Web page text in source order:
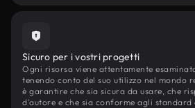
Sicuro per i vostri progetti
Ogni risorsa viene attentamente
tenendo conto del suo utilizzo nel mondo
è garantire che sia sicura da usare, che
d'autore e che sia conforme agli standard